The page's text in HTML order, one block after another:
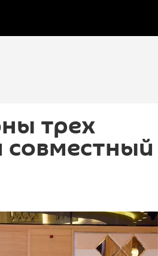
трех
совместный